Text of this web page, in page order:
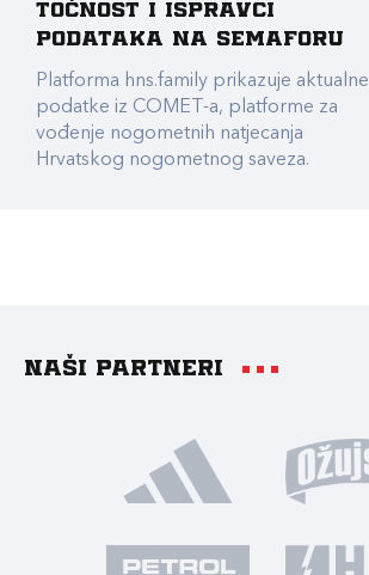
točnost i ispravci
podataka na Semaforu
Platforma hns.family prikazuje aktualne
podatke iz COMET-a, platforme za
vođenje nogometnih natjecanja
Hrvatskog nogometnog saveza.
Naši partneri